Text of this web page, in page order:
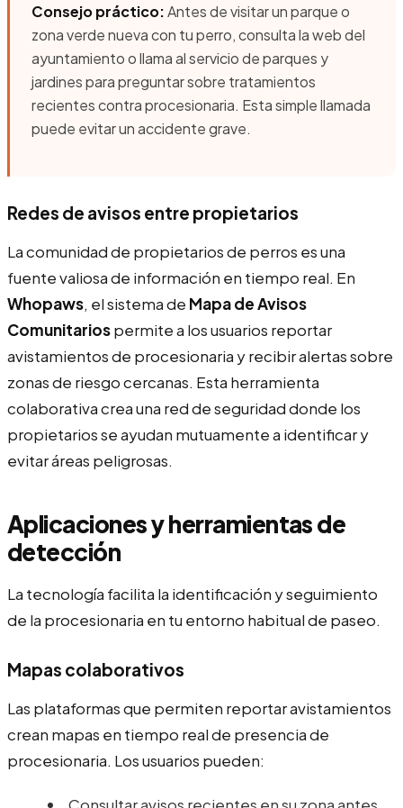
Consejo práctico:Antes de visitar un parque o
zona verde nueva con tu perro, consulta la web del
ayuntamiento o llama al servicio de parques y
jardines para preguntar sobre tratamientos
recientes contra procesionaria. Esta simple llamada
puede evitar un accidente grave.
Redes de avisos entre propietarios
La comunidad de propietarios de perros es una
fuente valiosa de información en tiempo real. En
Whopaws, el sistema de Mapa de Avisos
Comunitariospermite a los usuarios reportar
avistamientos de procesionaria y recibir alertas sobre
zonas de riesgo cercanas. Esta herramienta
colaborativa crea una red de seguridad donde los
propietarios se ayudan mutuamente a identificar y
evitar áreas peligrosas.
Aplicaciones y herramientas de
detección
La tecnología facilita la identificación y seguimiento
de la procesionaria en tu entorno habitual de paseo.
Mapas colaborativos
Las plataformas que permiten reportar avistamientos
crean mapas en tiempo real de presencia de
procesionaria. Los usuarios pueden: